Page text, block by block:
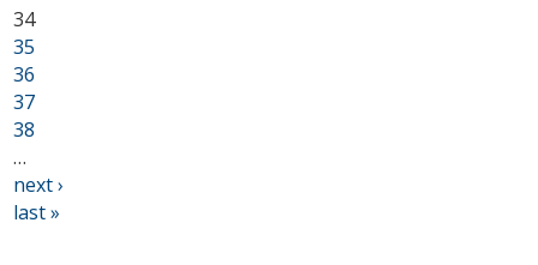
34
35
36
37
38
…
next ›
last »